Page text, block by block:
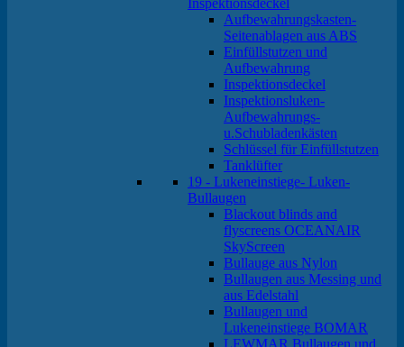
Inspektionsdeckel
Aufbewahrungskasten-
Seitenablagen aus ABS
Einfüllstutzen und
Aufbewahrung
Inspektionsdeckel
Inspektionsluken-
Aufbewahrungs-
u.Schubladenkästen
Schlüssel für Einfüllstutzen
Tanklüfter
19 - Lukeneinstiege- Luken-
Bullaugen
Blackout blinds and
flyscreens OCEANAIR
SkyScreen
Bullauge aus Nylon
Bullaugen aus Messing und
aus Edelstahl
Bullaugen und
Lukeneinstiege BOMAR
LEWMAR Bullaugen und